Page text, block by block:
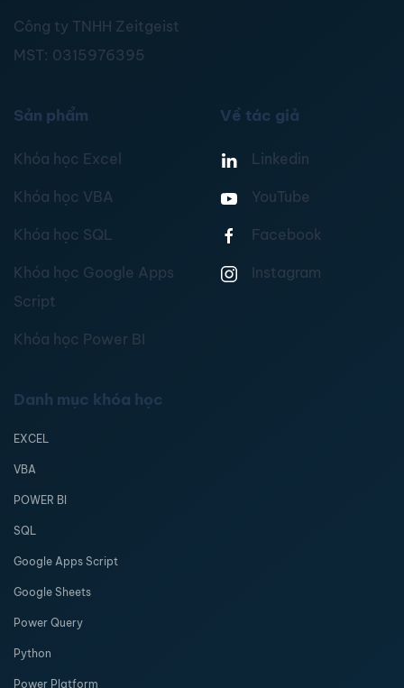
Công ty TNHH Zeitgeist
MST: 0315976395
Sản phẩm
Khóa học Excel
Khóa học VBA
Khóa học SQL
Khóa học Google Apps
Script
Khóa học Power BI
Về tác giả
Linkedin
YouTube
Facebook
Instagram
Danh mục khóa học
EXCEL
VBA
POWER BI
SQL
Google Apps Script
Google Sheets
Power Query
Python
Power Platform